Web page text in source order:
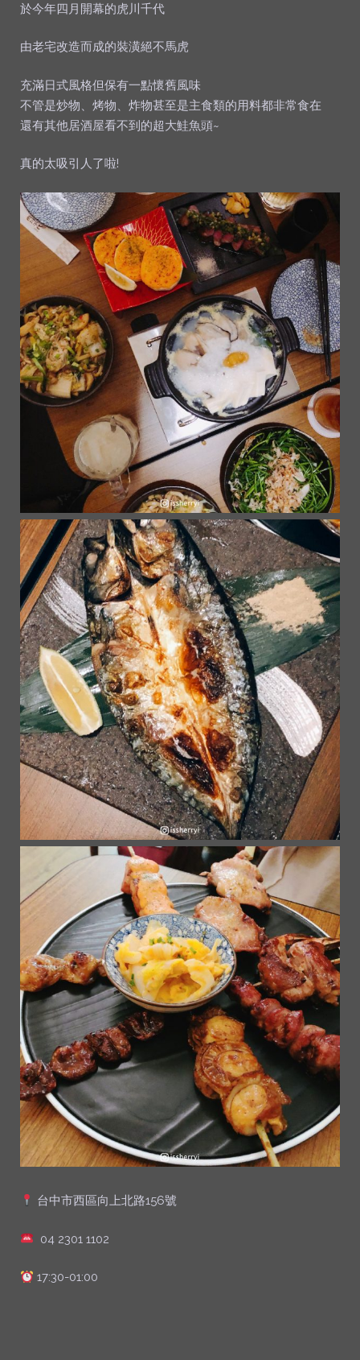
於今年四月開幕的虎川千代
由老宅改造而成的裝潢絕不馬虎
充滿日式風格但保有一點懷舊風味
不管是炒物、烤物、炸物甚至是主食類的用料都非常食在
還有其他居酒屋看不到的超大鮭魚頭~
真的太吸引人了啦!
台中市西區向上北路156號
04 2301 1102
17:30-01:00